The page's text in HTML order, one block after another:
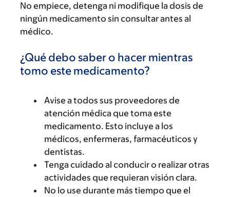
No empiece, detenga ni modifique la dosis de
ningún medicamento sin consultar antes al
médico.
¿Qué debo saber o hacer mientras
tomo este medicamento?
Avise a todos sus proveedores de
atención médica que toma este
medicamento. Esto incluye a los
médicos, enfermeras, farmacéuticos y
dentistas.
Tenga cuidado al conducir o realizar otras
actividades que requieran visión clara.
No lo use durante más tiempo que el